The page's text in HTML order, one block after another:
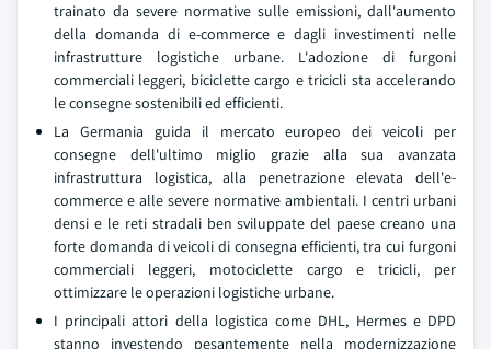
trainato da severe normative sulle emissioni, dall'aumento
della domanda di e-commerce e dagli investimenti nelle
infrastrutture logistiche urbane. L'adozione di furgoni
commerciali leggeri, biciclette cargo e tricicli sta accelerando
le consegne sostenibili ed efficienti.
La Germania guida il mercato europeo dei veicoli per
consegne dell'ultimo miglio grazie alla sua avanzata
infrastruttura logistica, alla penetrazione elevata dell'e-
commerce e alle severe normative ambientali. I centri urbani
densi e le reti stradali ben sviluppate del paese creano una
forte domanda di veicoli di consegna efficienti, tra cui furgoni
commerciali leggeri, motociclette cargo e tricicli, per
ottimizzare le operazioni logistiche urbane.
I principali attori della logistica come DHL, Hermes e DPD
stanno investendo pesantemente nella modernizzazione